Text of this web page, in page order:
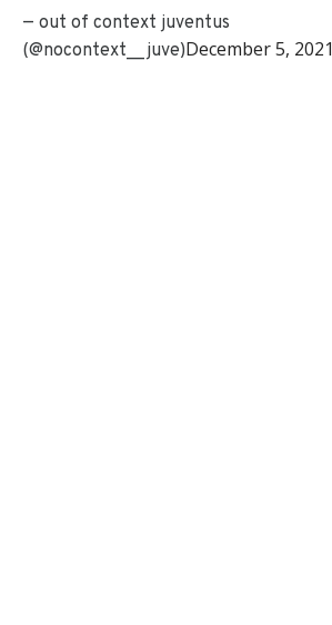
— out of context juventus
(@nocontext__juve)December 5, 2021